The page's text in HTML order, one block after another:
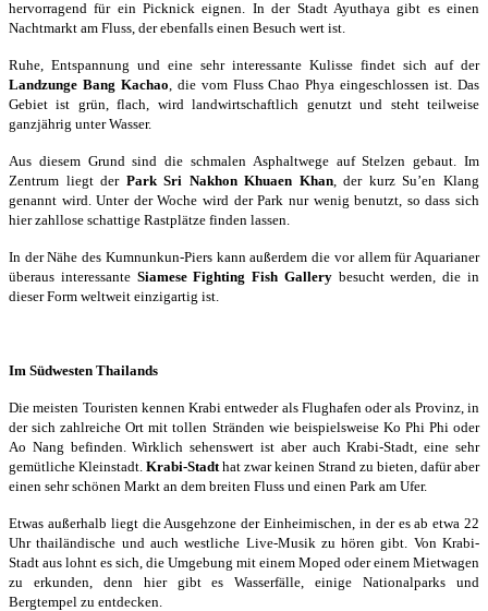
hervorragend für ein Picknick eignen. In der Stadt Ayuthaya gibt es einen
Nachtmarkt am Fluss, der ebenfalls einen Besuch wert ist.
Ruhe, Entspannung und eine sehr interessante Kulisse findet sich auf der
Landzunge Bang Kachao , die vom Fluss Chao Phya eingeschlossen ist. Das
Gebiet ist grün, flach, wird landwirtschaftlich genutzt und steht teilweise
ganzjährig unter Wasser.
Aus diesem Grund sind die schmalen Asphaltwege auf Stelzen gebaut. Im
Zentrum liegt der Park Sri Nakhon Khuaen Khan, der kurz Su’en Klang
genannt wird. Unter der Woche wird der Park nur wenig benutzt, so dass sich
hier zahllose schattige Rastplätze finden lassen.
In der Nähe des Kumnunkun-Piers kann außerdem die vor allem für Aquarianer
überaus interessante Siamese Fighting Fish Gallerybesucht werden, die in
dieser Form weltweit einzigartig ist.
Im Südwesten Thailands
Die meisten Touristen kennen Krabi entweder als Flughafen oder als Provinz, in
der sich zahlreiche Ort mit tollen Stränden wie beispielsweise Ko Phi Phi oder
Ao Nang befinden. Wirklich sehenswert ist aber auch Krabi-Stadt, eine sehr
gemütliche Kleinstadt. Krabi-Stadt hat zwar keinen Strand zu bieten, dafür aber
einen sehr schönen Markt an dem breiten Fluss und einen Park am Ufer.
Etwas außerhalb liegt die Ausgehzone der Einheimischen, in der es ab etwa 22
Uhr thailändische und auch westliche Live-Musik zu hören gibt. Von Krabi-
Stadt aus lohnt es sich, die Umgebung mit einem Moped oder einem Mietwagen
zu erkunden, denn hier gibt es Wasserfälle, einige Nationalparks und
Bergtempel zu entdecken.